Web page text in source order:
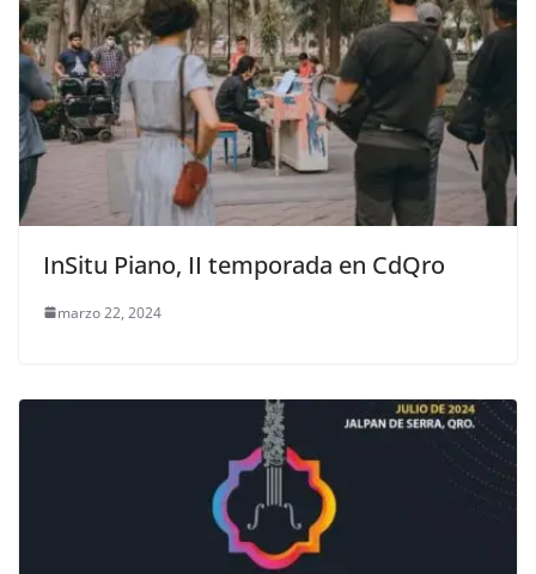
InSitu Piano, II temporada en CdQro
marzo 22, 2024